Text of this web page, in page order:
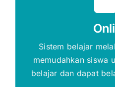
Sistem belajar
memudahkan siswa
belajar dan dapat
DAFTAR